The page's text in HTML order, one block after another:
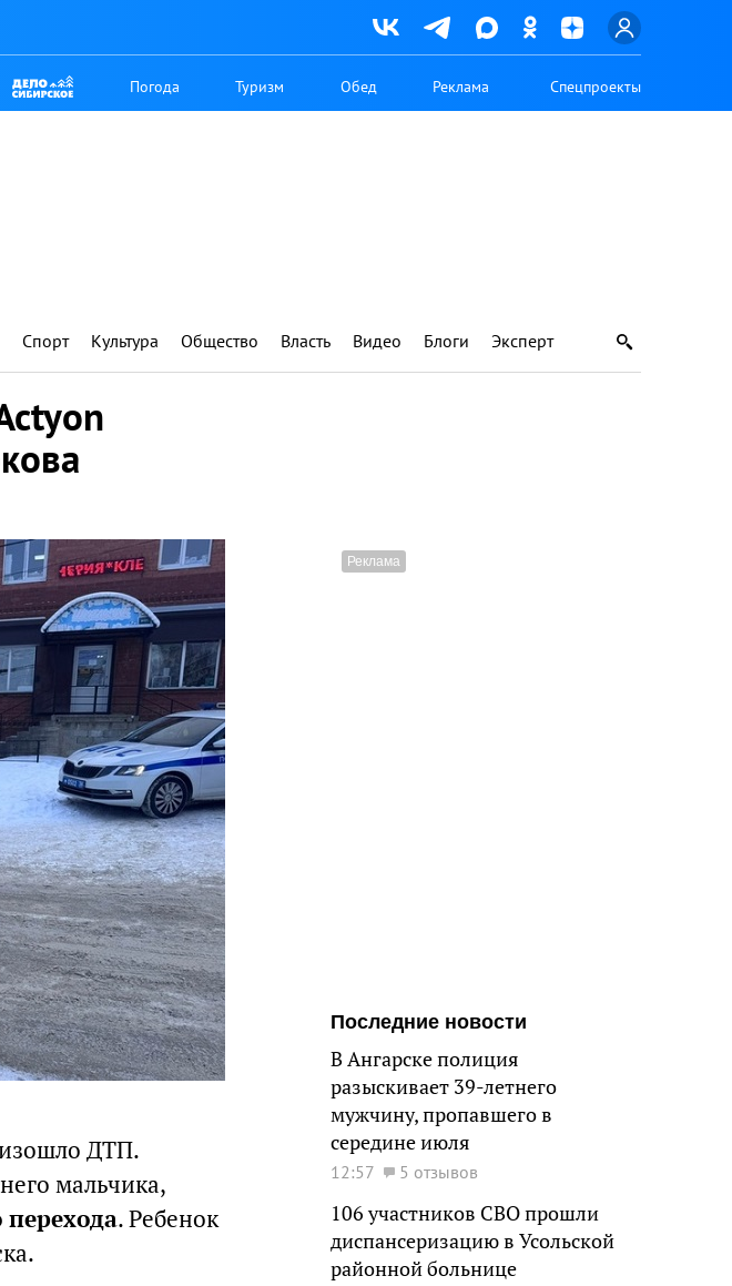
Погода Туризм Обед Реклама Спецпроекты
Спорт Культура Общество Власть Видео Блоги Эксперт
ДТП.
мальчика,
. Ребенок
Последние новости
В Ангарске полиция
разыскивает 39-летнего
мужчину, пропавшего в
середине июля
12:57 5 отзывов
106 участников СВО прошли
диспансеризацию в Усольской
районной больнице